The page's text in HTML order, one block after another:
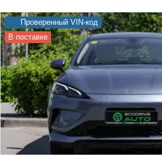
Проверенный VIN-код
В поставке